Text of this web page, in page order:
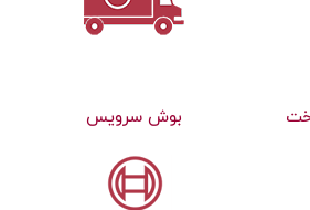
بوش سرویس